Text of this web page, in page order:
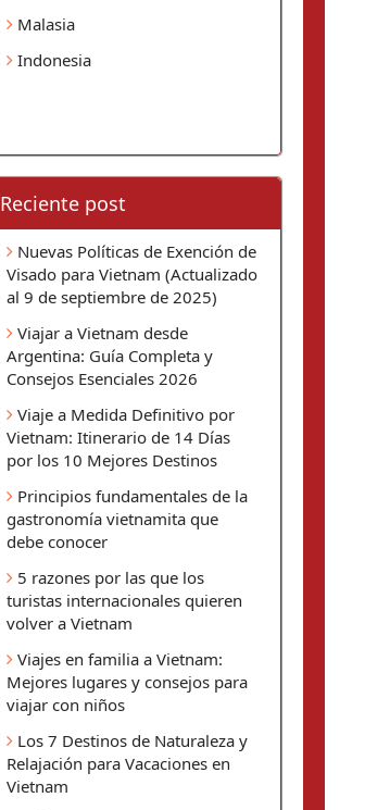
Malasia
Indonesia
Reciente post
Nuevas Políticas de Exención de
Visado para Vietnam (Actualizado
al 9 de septiembre de 2025)
Viajar a Vietnam desde
Argentina: Guía Completa y
Consejos Esenciales 2026
Viaje a Medida Definitivo por
Vietnam: Itinerario de 14 Días
por los 10 Mejores Destinos
Principios fundamentales de la
gastronomía vietnamita que
debe conocer
5 razones por las que los
turistas internacionales quieren
volver a Vietnam
Viajes en familia a Vietnam:
Mejores lugares y consejos para
viajar con niños
Los 7 Destinos de Naturaleza y
Relajación para Vacaciones en
Vietnam